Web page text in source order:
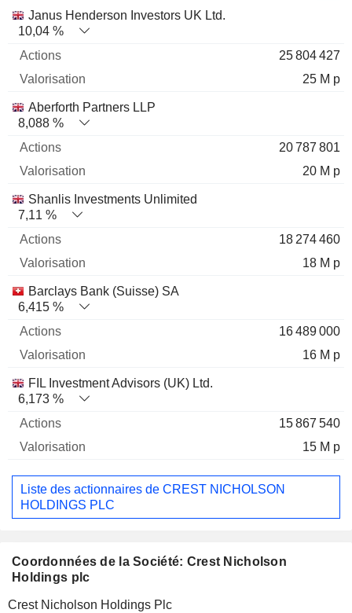
Nom Actions % Valorisation
Janus Henderson Investors UK Ltd.
10,04 %
25 804 427
25 M p
Aberforth Partners LLP
8,088 %
20 787 801
20 M p
Shanlis Investments Unlimited
7,11 %
18 274 460
18 M p
Barclays Bank (Suisse) SA
6,415 %
16 489 000
16 M p
FIL Investment Advisors (UK) Ltd.
6,173 %
15 867 540
15 M p
Liste des actionnaires de CREST NICHOLSON
HOLDINGS PLC
Coordonnées de la Société: Crest Nicholson
Holdings plc
Crest Nicholson Holdings Plc